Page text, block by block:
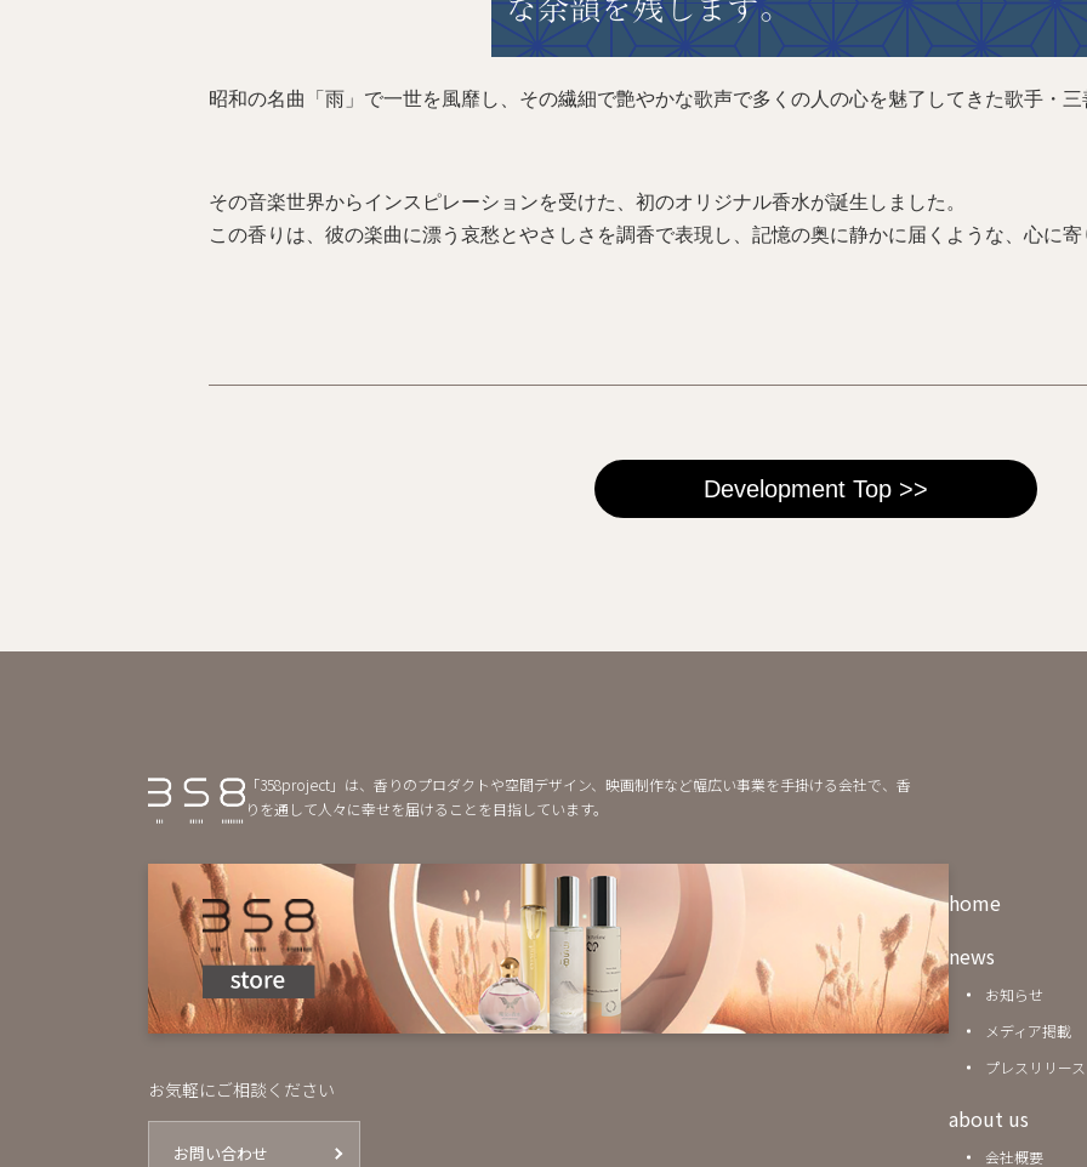
昭和の名曲「雨」で一世を風靡し、その繊細で艶やかな歌声で多くの人の心を魅了してきた歌手・
その音楽世界からインスピレーションを受けた、初のオリジナル香水が誕生しました。
この香りは、彼の楽曲に漂う哀愁とやさしさを調香で表現し、記憶の奥に静かに届くような、心に
Development Top >>
「358project」は、香りのプロダクトや空間デザイン、映画制作など幅広い事業を手掛ける会社で、香
りを通して人々に幸せを届けることを目指しています。
お気軽にご相談ください
お問い合わせ
home
news
お知らせ
メディア掲載
プレスリリース
about us
会社概要